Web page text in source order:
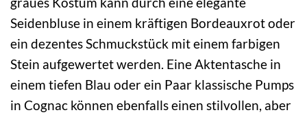
Seidenbluse in einem kräftigen Bordeauxrot oder
ein dezentes Schmuckstück mit einem farbigen
Stein aufgewertet werden. Eine Aktentasche in
einem tiefen Blau oder ein Paar klassische Pumps
in Cognac können ebenfalls einen stilvollen, aber